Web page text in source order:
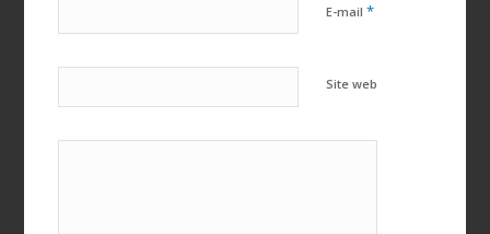
E-mail *
Site web